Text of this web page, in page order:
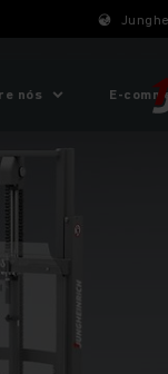
nós E-